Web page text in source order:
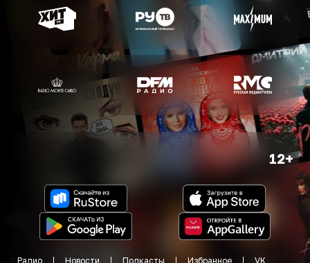
12+
Радио Новости Подкасты Избранное VK